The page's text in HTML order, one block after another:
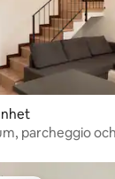
betyg, 199
parcheggio